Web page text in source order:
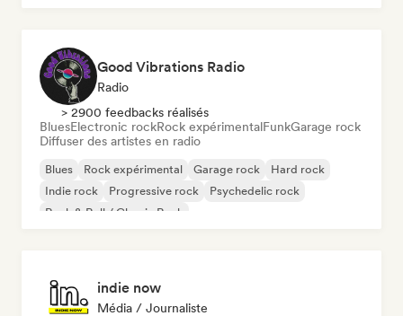
Good Vibrations Radio
Radio
> 2900 feedbacks réalisés
BluesElectronic rockRock expérimentalFunkGarage rock
Diffuser des artistes en radio
Blues Rock expérimental Garage rock
Hard rock
Indie rock
Progressive rock
Psychedelic rock
Rock & Roll / Classic Rock
indie now
Média / Journaliste